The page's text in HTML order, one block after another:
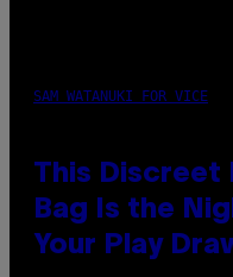
SAM WATANUKI FOR VICE
This Discreet
Bag Is the
Your Play